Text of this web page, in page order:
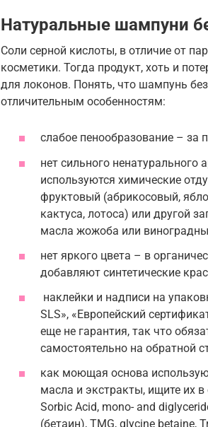
Натуральные шампуни
Соли серной кислоты, в отличие от
косметики. Тогда продукт, хоть и
для локонов. Понять, что шампунь
отличительным особенностям:
слабое пенообразование – за
нет сильного ненатурального
используются химические
фруктовый (абрикосовый,
кактуса, лотоса) или другой
масла жожоба или
нет яркого цвета – в
добавляют синтетические
наклейки и надписи на
SLS», «Европейский
еще не гарантия, так что
самостоятельно на обратной
как моющая основа
масла и экстракты, ищите их
Sorbic Acid, mono- and
(бетаин), TMG, glycine betaine,